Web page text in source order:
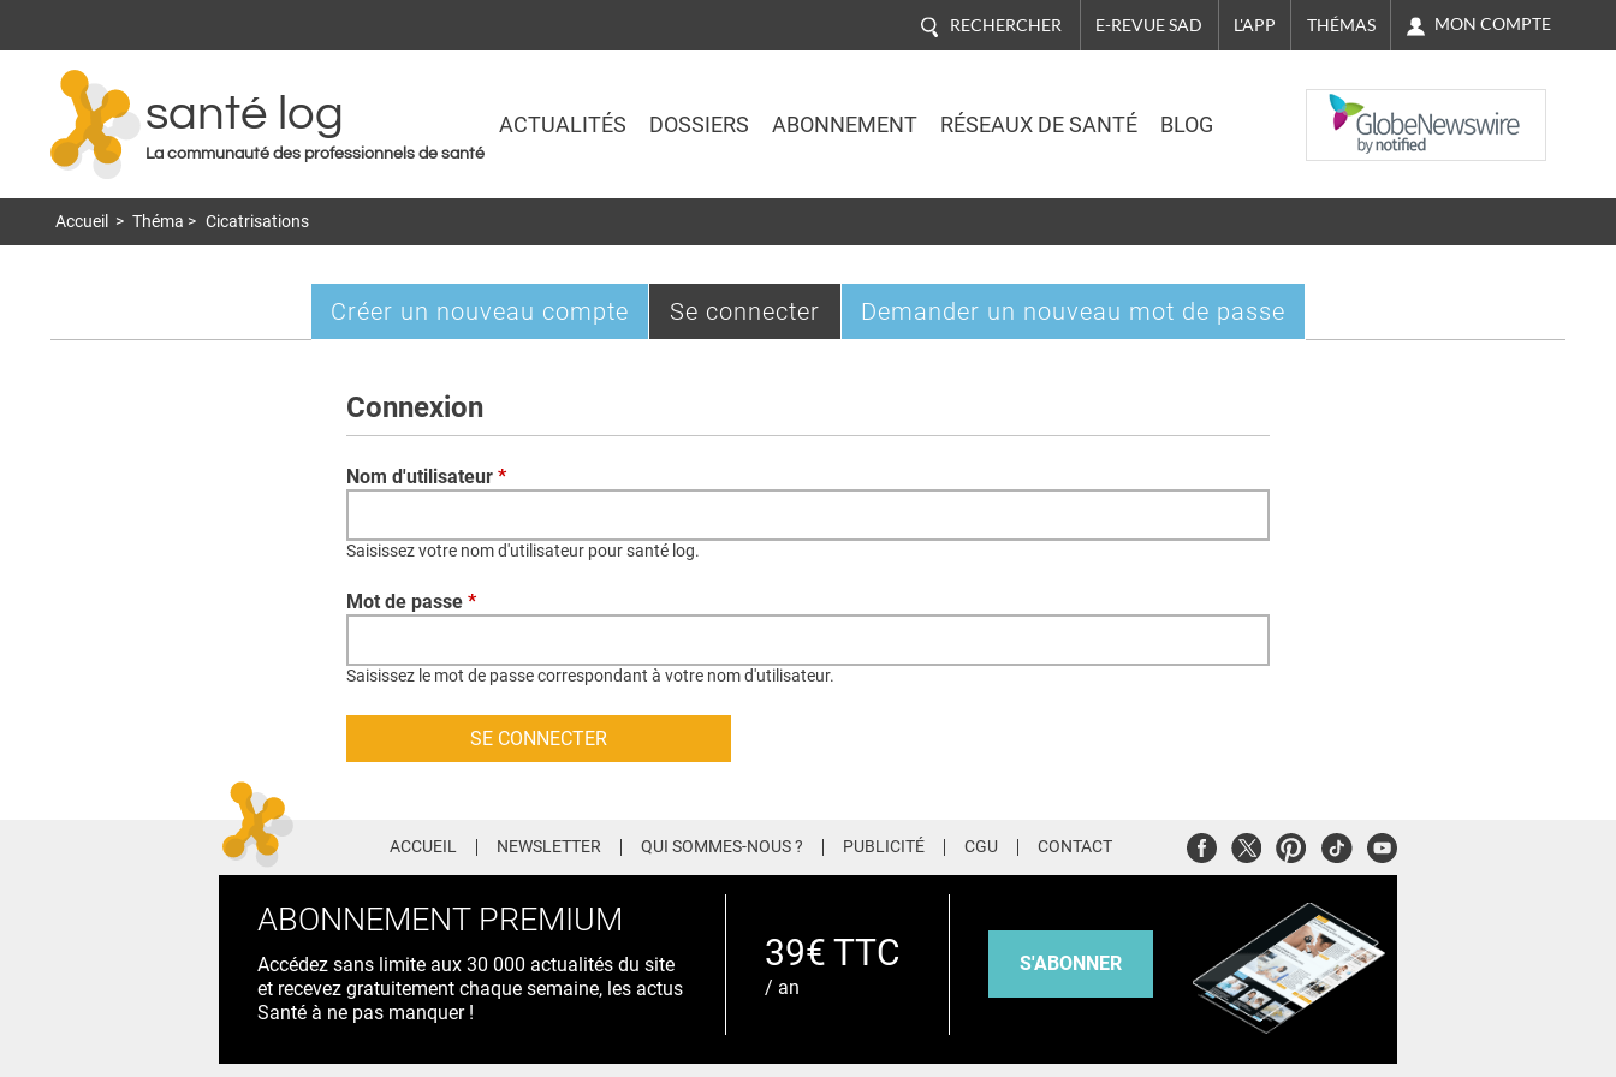
RECHERCHER E-REVUE SAD L'APP THÉMAS MON COMPTE
santé log
La communauté des professionnels de santé
ACTUALITÉS DOSSIERS ABONNEMENT RÉSEAUX DE SANTÉ BLOG
NASDAQ
Accueil > Théma > Cicatrisations
Onglets
Créer un nouveau compte Se connecter (onglet
actif)
Demander un nouveau mot de passe
Connexion
Nom d'utilisateur *
Saisissez votre nom d'utilisateur pour santé log.
Mot de passe *
Saisissez le mot de passe correspondant à votre nom d'utilisateur.
ACCUEIL NEWSLETTER QUI SOMMES-NOUS ? PUBLICITÉ CGU CONTACT FacebookTwitterPinterest
TiktokYoutube
ABONNEMENT PREMIUM
Accédez sans limite aux 30 000 actualités du site
et recevez gratuitement chaque semaine, les actus
Santé à ne pas manquer !
39€ TTC
/ an
S'ABONNER